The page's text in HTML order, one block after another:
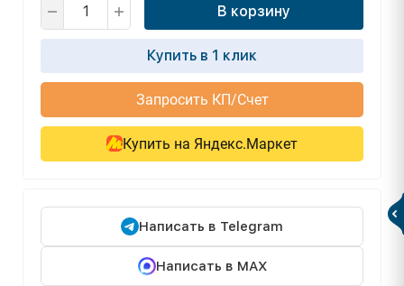
В корзину
Купить в 1 клик
Запросить КП/Счет
Купить на Яндекс.Маркет
Написать в Telegram
Написать в MAX